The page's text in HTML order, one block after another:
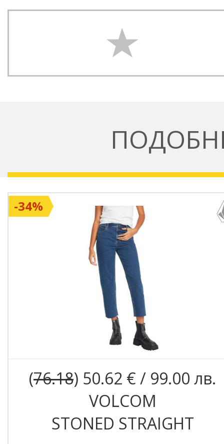
(76.18) 50.62 € / 99.00 лв.
VOLCOM
STONED STRAIGHT
-34%